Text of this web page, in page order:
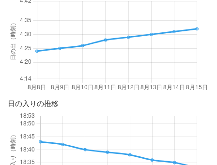
日の入りの推移